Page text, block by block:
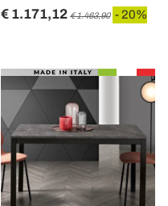
€ 1.171,12 € 1.463,90 - 20%